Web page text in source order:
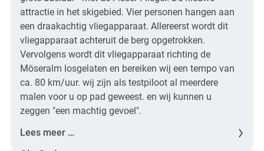
attractie in het skigebied. Vier personen hangen aan
een draakachtig vliegapparaat. Allereerst wordt dit
vliegapparaat achteruit de berg opgetrokken.
Vervolgens wordt dit vliegapparaat richting de
Möseralm losgelaten en bereiken wij een tempo van
ca. 80 km/uur. wij zijn als testpiloot al meerdere
malen voor u op pad geweest. en wij kunnen u
zeggen "een machtig gevoel".
Lees meer …